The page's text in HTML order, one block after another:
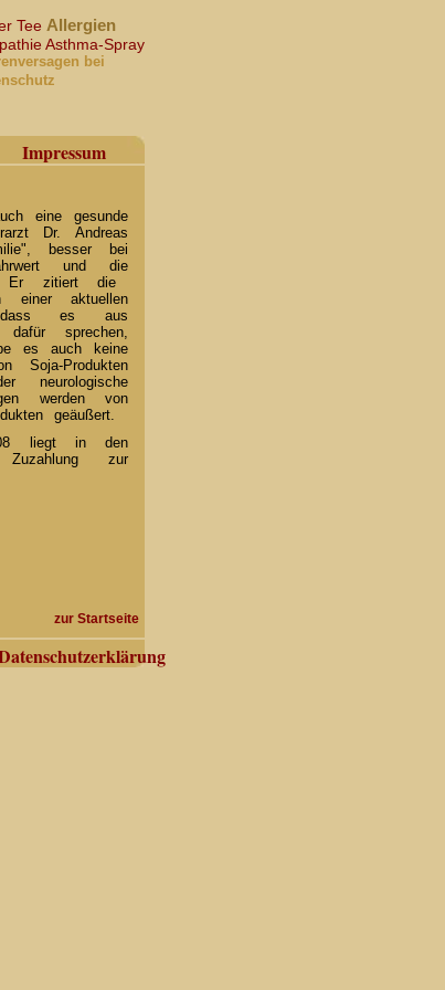
Tee Allergien
Asthma-Spray
bei
Impressum
eine gesunde
Dr. Andreas
besser bei
und die
Er zitiert die
einer aktuellen
dass es aus
sprechen,
es auch keine
Soja-Produkten
neurologische
werden von
geäußert.
liegt in den
zur
zur Startseite